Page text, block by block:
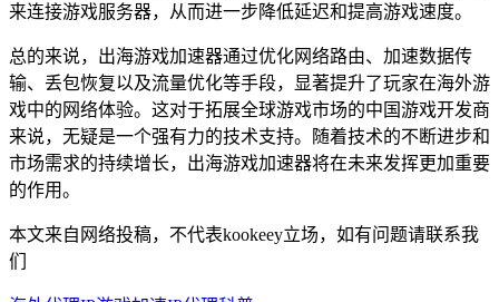
来连接游戏服务器，从而进一步降低延迟和提高游戏速度。
总的来说，出海游戏加速器通过优化网络路由、加速数据传
输、丢包恢复以及流量优化等手段，显著提升了玩家在海外游
戏中的网络体验。这对于拓展全球游戏市场的中国游戏开发商
来说，无疑是一个强有力的技术支持。随着技术的不断进步和
市场需求的持续增长，出海游戏加速器将在未来发挥更加重要
的作用。
本文来自网络投稿，不代表kookeey立场，如有问题请联系我
们